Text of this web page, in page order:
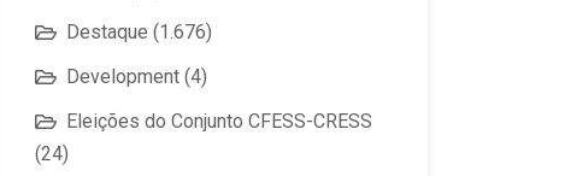
Destaque (1.676)
Development (4)
Eleições do Conjunto CFESS-CRESS
(24)